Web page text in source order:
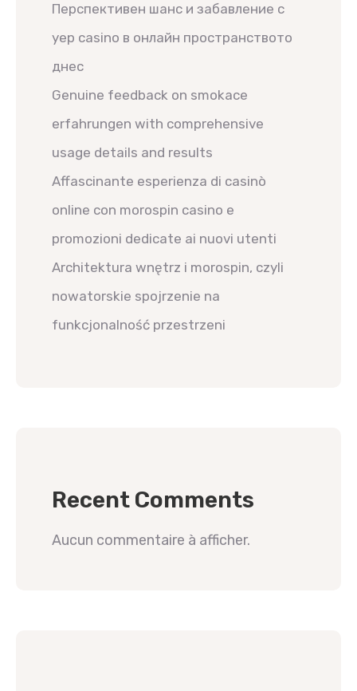
Перспективен шанс и забавление с
yep casino в онлайн пространството
днес
Genuine feedback on smokace
erfahrungen with comprehensive
usage details and results
Affascinante esperienza di casinò
online con morospin casino e
promozioni dedicate ai nuovi utenti
Architektura wnętrz i morospin, czyli
nowatorskie spojrzenie na
funkcjonalność przestrzeni
Recent Comments
Aucun commentaire à afficher.